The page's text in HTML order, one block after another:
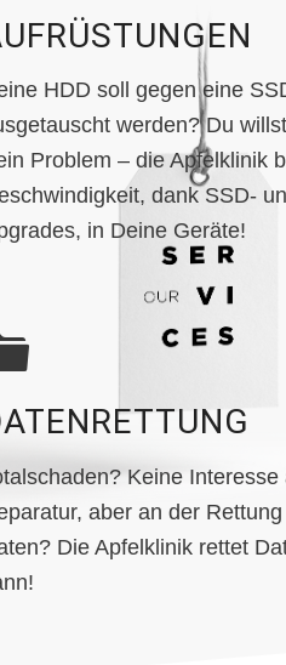
HDD soll gegen eine
werden? Du
Problem – die Apfelklinik
dank SSD-
in Deine Geräte!
Keine Interesse
aber an der
Die Apfelklinik rettet